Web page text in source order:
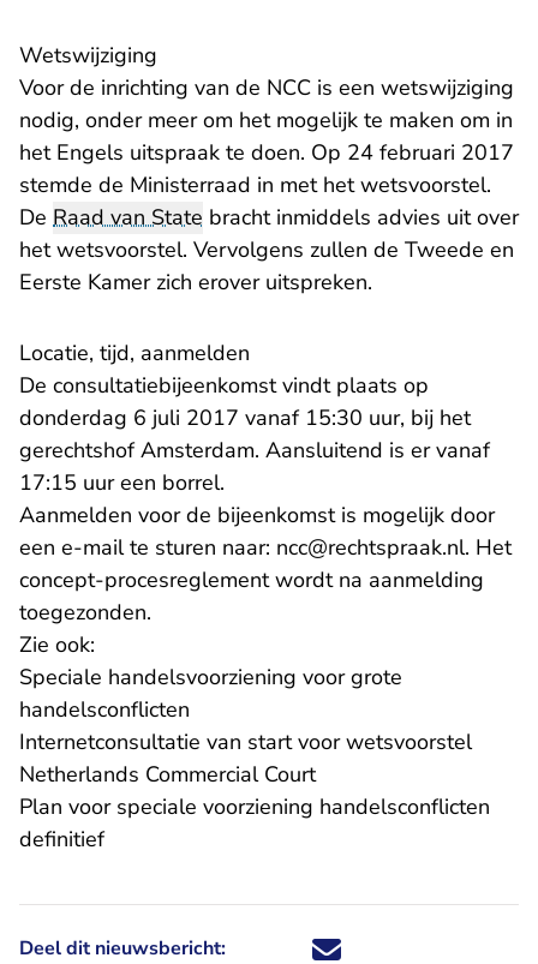
​Wetswijziging
Voor de inrichting van de NCC is een wetswijziging
nodig, onder meer om het mogelijk te maken om in
het Engels uitspraak te doen. Op 24 februari 2017
stemde de Ministerraad in met het wetsvoorstel.
De Raad van State bracht inmiddels advies uit over
het wetsvoorstel. Vervolgens zullen de Tweede en
Eerste Kamer zich erover uitspreken.
Locatie, tijd, aanmelden
De consultatiebijeenkomst vindt plaats op
donderdag 6 juli 2017 vanaf 15:30 uur, bij het
gerechtshof Amsterdam. Aansluitend is er vanaf
17:15 uur een borrel.
Aanmelden voor de bijeenkomst is mogelijk door
een e-mail te sturen naar: ncc@rechtspraak.nl. Het
concept-procesreglement wordt na aanmelding
toegezonden.
Zie ook:
Speciale handelsvoorziening voor grote
handelsconflicten
Internetconsultatie van start voor wetsvoorstel
Netherlands Commercial Court
Plan voor speciale voorziening handelsconflicten
definitief
Deel dit nieuwsbericht: Deel dit nieuwsbericht via X -
Deel dit nieuwsbericht via
Deel dit nieuwsbericht
Deel dit